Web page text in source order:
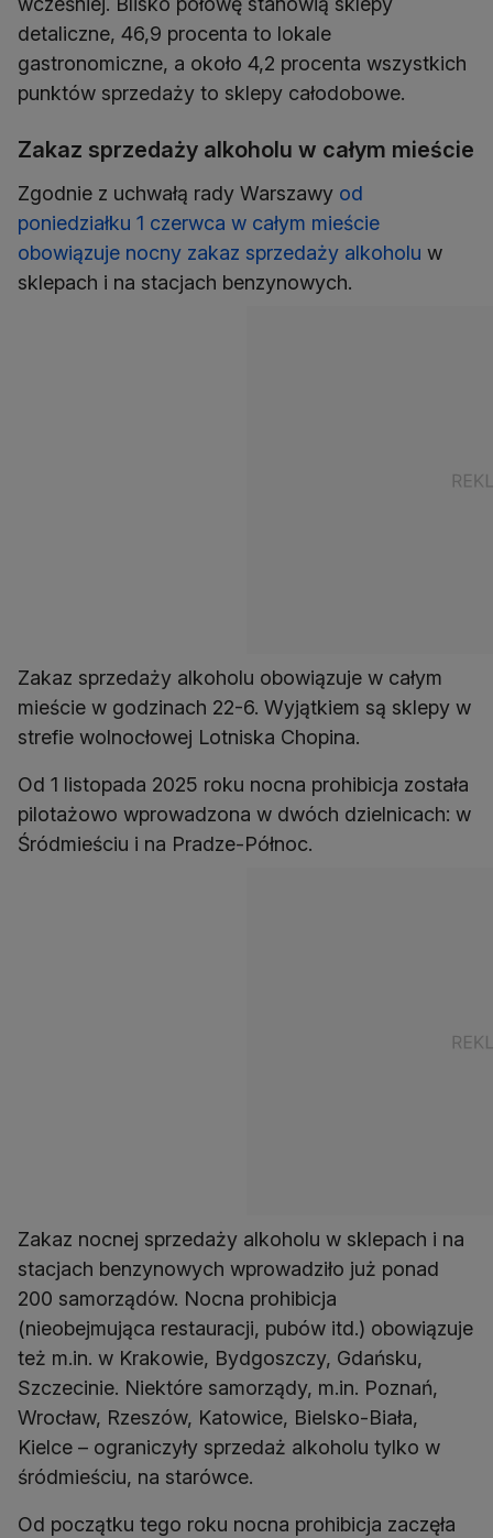
detaliczne, 46,9 procenta to lokale
gastronomiczne, a około 4,2 procenta wszystkich
punktów sprzedaży to sklepy całodobowe.
Zakaz sprzedaży alkoholu w całym mieście
Zgodnie z uchwałą rady Warszawy od
poniedziałku 1 czerwca w całym mieście
obowiązuje nocny zakaz sprzedaży alkoholu w
sklepach i na stacjach benzynowych.
Zakaz sprzedaży alkoholu obowiązuje w całym
mieście w godzinach 22-6. Wyjątkiem są sklepy w
strefie wolnocłowej Lotniska Chopina.
Od 1 listopada 2025 roku nocna prohibicja została
pilotażowo wprowadzona w dwóch dzielnicach: w
Śródmieściu i na Pradze-Północ.
Zakaz nocnej sprzedaży alkoholu w sklepach i na
stacjach benzynowych wprowadziło już ponad
200 samorządów. Nocna prohibicja
(nieobejmująca restauracji, pubów itd.) obowiązuje
też m.in. w Krakowie, Bydgoszczy, Gdańsku,
Szczecinie. Niektóre samorządy, m.in. Poznań,
Wrocław, Rzeszów, Katowice, Bielsko-Biała,
Kielce – ograniczyły sprzedaż alkoholu tylko w
śródmieściu, na starówce.
Od początku tego roku nocna prohibicja zaczęła